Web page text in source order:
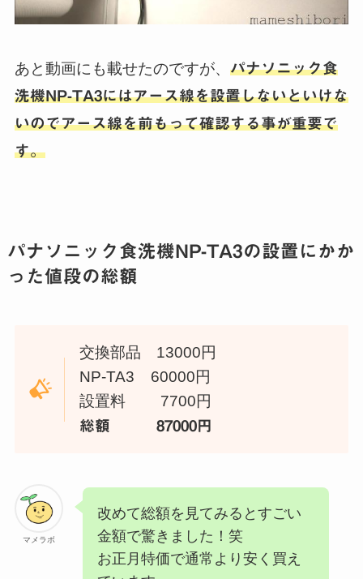
あと動画にも載せたのですが、 パナソニック食
洗機NP-TA3にはアース線を設置しないといけな
いのでアース線を前もって確認する事が重要で
す。
パナソニック食洗機NP-TA3の設置にかか
った値段の総額
交換部品 13000円
NP-TA3 60000円
設置料 7700円
総額 87000円
マメラボ
改めて総額を見てみるとすごい
金額で驚きました！笑
お正月特価で通常より安く買え